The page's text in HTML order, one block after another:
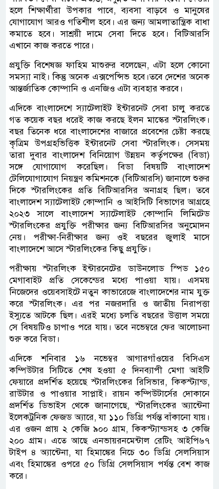
হলে শিক্ষার্থীরা উপকার পাবে, ব্যবসা বাড়বে ও মানুষের
যোগাযোগ আরও গতিশীল হবে। এর জন্য আমলাতান্ত্রিক বাধা
কমাতে হবে। সাশ্রয়ী দামে সেবা দিতে হবে। বিটিআরসি
এখানে কাজ করতে পারে।
প্রযুক্তি বিশেষজ্ঞ ফাহিম মাশুরুর বলেছেন, এটা হলে কোনো
সমস্যা নাই। কিন্তু অনেক এক্সপেন্সিভ হবে।তবে দেশের অনেক
আন্তর্জাতিক কোম্পানি ও এনজিও এটা ব্যবহার করবে।
এদিকে বাংলাদেশে স্যাটেলাইট ইন্টারনেট সেবা চালু করতে
গত কয়েক বছর ধরেই কাজ করছে ইলন মাস্কের স্টারলিংক।
বছর তিনেক ধরে বাংলাদেশের বাজারে প্রবেশের চেষ্টা করছে
কৃত্রিম উপগ্রহভিত্তিক ইন্টারনেট সেবা স্টারলিংক। সেসময়
তারা দুবার বাংলাদেশ বিনিয়োগ উন্নয়ন কর্তৃপক্ষের (বিডা)
সঙ্গে যোগাযোগ করেছিল। বিডা বিষয়টি বাংলাদেশ
টেলিযোগাযোগ নিয়ন্ত্রণ কমিশনকে (বিটিআরসি) জানালে শুরুর
দিকে স্টারলিংকের প্রতি বিটিআরসির অনাগ্রহ ছিল। তবে
বাংলাদেশ স্যাটেলাইট কোম্পানি ও আইসিটি বিভাগের আগ্রহে
২০২৩ সালে বাংলাদেশ স্যাটেলাইট কোম্পানি লিমিটেড
স্টারলিংকের প্রযুক্তি পরীক্ষার জন্য বিটিআরসির অনুমোদন
নেয়। পরীক্ষা-নিরীক্ষার জন্য ওই বছরের জুলাই মাসে
বাংলাদেশে আসে স্টারলিংকের কিছু প্রযুক্তি।
পরীক্ষায় স্টারলিংক ইন্টারনেটের ডাউনলোড স্পিড ১৫০
মেগাবাইট প্রতি সেকেন্ডের মধ্যে পাওয়া যায়। এসময়
নিজেদের ওয়েবসাইটে নতুন কাভারেজে বাংলাদেশের নাম যুক্ত
করে স্টারলিংক। এর পর নজরদারি ও জাতীয় নিরাপত্তা
ইস্যুতে আটকে ছিল। এরই মধ্যে চলতি বছরের উত্তাল সময়ে
সে বিষয়টিও চাপাও পরে যায়। তবে নভেম্বরে ফের আলোচনা
শুরু করে বিডা।
এদিকে শনিবার ১৬ নভেম্বর আগারগাঁওয়ের বিসিএস
কম্পিউটার সিটিতে শেষ হওয়া ৫ দিনব্যাপী মেগা আইটি
ফেয়ারে প্রদর্শিত হয়েছে স্টারলিংকের রিসিভার, কিকস্ট্যান্ড,
রাউটার ও পাওয়ার সাপ্লাই। রায়ন কম্পিউটার্সের দোকানে
প্রদর্শিত ডিভাইস থেকে জানাগেছে, স্টারলিংকের অ্যান্টেনা
ইলেকট্রনিক ফেজড অ্যারে, যা ১১০ ডিগ্রি পর্যন্ত বাঁকানো যায়।
এর ওজন প্রায় ২ কেজি ৯০০ গ্রাম, কিকস্ট্যান্ডসহ ৩ কেজি
২০০ গ্রাম। এতে আছে এনভায়রনমেন্টাল রেটিং আইপি৬৭
টাইপ ৪ অ্যান্টেনা, যা হিমাঙ্কের নিচে ৩০ ডিগ্রি সেলসিয়াস
এবং হিমাঙ্কের ওপরে ৫০ ডিগ্রি সেলসিয়াস পর্যন্ত বেশ কাজ
করে।